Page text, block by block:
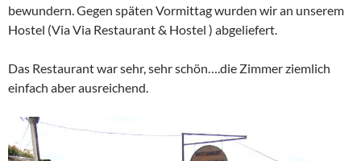
bewundern. Gegen späten Vormittag wurden wir an unserem
Hostel (Via Via Restaurant & Hostel ) abgeliefert.
Das Restaurant war sehr, sehr schön….die Zimmer ziemlich
einfach aber ausreichend.